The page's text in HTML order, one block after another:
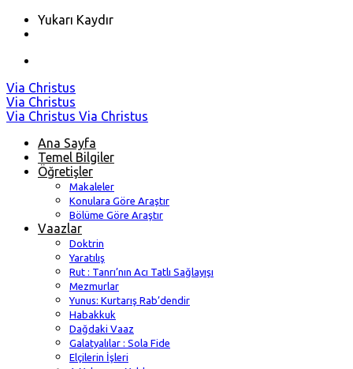
Yukarı Kaydır
Skip
to
content
Via Christus
Via Christus
Via Christus Via Christus
Ana Sayfa
Temel Bilgiler
Öğretişler
Makaleler
Konulara Göre Araştır
Bölüme Göre Araştır
Vaazlar
Doktrin
Yaratılış
Rut : Tanrı’nın Acı Tatlı Sağlayışı
Mezmurlar
Yunus: Kurtarış Rab’dendir
Habakkuk
Dağdaki Vaaz
Galatyalılar : Sola Fide
Elçilerin İşleri